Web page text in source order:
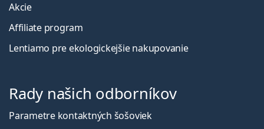
Akcie
Affiliate program
Lentiamo pre ekologickejšie nakupovanie
Rady našich odborníkov
Parametre kontaktných šošoviek